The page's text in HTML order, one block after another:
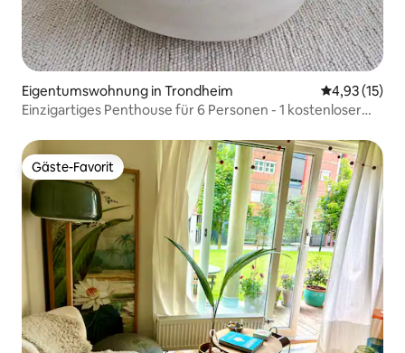
Eigentumswohnung in Trondheim
4,93 (15)
Einzigartiges Penthouse für 6 Personen - 1 kostenloser
Gäste-Favorit
Gäste-Favorit